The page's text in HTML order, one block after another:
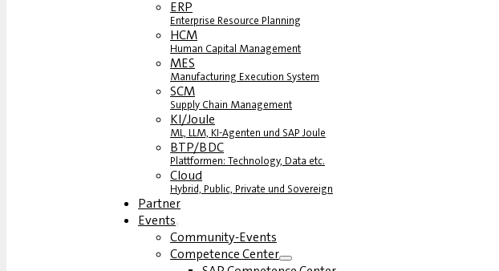
ERP
Enterprise Resource Planning
HCM
Human Capital Management
MES
Manufacturing Execution System
SCM
Supply Chain Management
KI/Joule
ML, LLM, KI-Agenten und SAP Joule
BTP/BDC
Plattformen: Technology, Data etc.
Cloud
Hybrid, Public, Private und Sovereign
Partner
Events
Community-Events
Competence Center